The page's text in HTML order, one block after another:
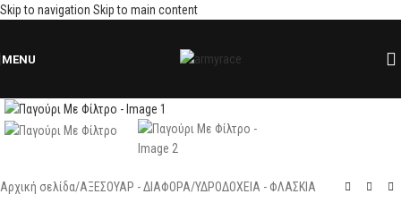
Skip to navigation Skip to main content
MENU
Αρχική σελίδα/ΑΞΕΣΟΥΑΡ - ΔΙΑΦΟΡΑ/ΥΔΡΟΔΟΧΕΙΑ - ΦΛΑΣΚΙΑ